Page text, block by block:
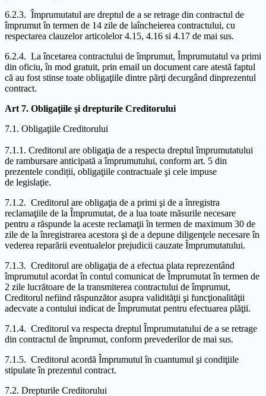
6.2.3. Împrumutatul are dreptul de a se retrage din contractul de
împrumut în termen de 14 zile de laîncheierea contractului, cu
respectarea clauzelor articolelor 4.15, 4.16 si 4.17 de mai sus.
6.2.4. La încetarea contractului de împrumut, Împrumutatul va primi
din oficiu, în mod gratuit, prin email un document care atestă faptul
că au fost stinse toate obligaţiile dintre părţi decurgând dinprezentul
contract.
Art 7. Obligaţiile şi drepturile Creditorului
7.1. Obligaţiile Creditorului
7.1.1. Creditorul are obligaţia de a respecta dreptul împrumutatului
de rambursare anticipată a împrumutului, conform art. 5 din
prezentele condiții, obligaţiile contractuale şi cele impuse
de legislaţie.
7.1.2. Creditorul are obligaţia de a primi şi de a înregistra
reclamaţiile de la Împrumutat, de a lua toate măsurile necesare
pentru a răspunde la aceste reclamaţii în termen de maximum 30 de
zile de la înregistrarea acestora şi de a depune diligenţele necesare în
vederea reparării eventualelor prejudicii cauzate Împrumutatului.
7.1.3. Creditorul are obligaţia de a efectua plata reprezentând
împrumutul acordat în contul comunicat de Împrumutat în termen de
2 zile lucrătoare de la transmiterea contractului de împrumut,
Creditorul nefiind răspunzător asupra validităţii şi funcţionalităţii
adecvate a contului indicat de Împrumutat pentru efectuarea plăţii.
7.1.4. Creditorul va respecta dreptul Împrumutatului de a se retrage
din contractul de împrumut, conform prevederilor de mai sus.
7.1.5. Creditorul acordă Împrumutul în cuantumul şi condiţiile
stipulate în prezentul contract.
7.2. Drepturile Creditorului